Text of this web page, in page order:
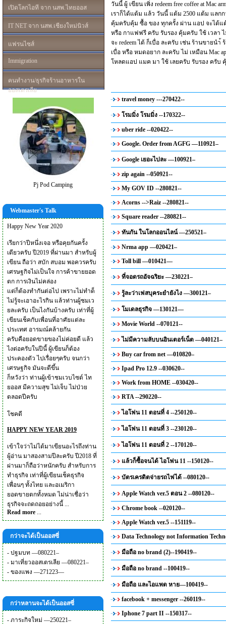
เปิดโลกไอที จาก นสพ.ไทยออส
IT NET จาก นสพ.เชียงใหม่นิวส์
แฟรนไซส์
Immigration
คนทำงาน/ธุรกิจร้านอาหารใน
ออสเตรเลีย
Pj Pod Camping
Webmaster's Talk
Happy New Year 2020
เรียกว่าปีหนึ่งเจอ หรือคุยกันครั้ง
เดียวครับ ปี2019 ที่ผ่านมา สำหรับผู้
เขียน ถือว่า สบัก สบอม พอควรครับ
เศรษฐกิจไม่เป็นใจ การค้าขายยอด
ตก การเงินไม่คล่อง
แต่ก็ต้องทำกันต่อไป เพราะไม่ทำด็
ไม่รู้จะเอาอะไรกิน แล้วท่านผู้ชมเว
ยละครับ เป็นไงกันบ้างครับ เท่าที่ผู้
เขียนเช็คกับเพื่อนที่อาศัยแต่ละ
ประเทศ อารมณ์คล้ายกัน
ครับคือยอดขายของไม่ค่อยดี แล้ว
ไงต่อครับในปีนี้ ผู้เขียนก็ต้อง
ประคองตัว ไปเรื่อยๆครับ จนกว่า
เศรษฐกิจ มันจะดีขึ้น
ก็หวังว่า ท่านผู้เข้าชมเวบไซด์ ไท
ยออส มีความสุข ไม่เจ็บ ไม่ป่วย
ตลอดปีครับ
โชคดี
HAPPY NEW YEAR 2019
เข้าใจว่าไม่ได้มาเขียนอะไรถึงท่าน
ผู้อ่าน มาสองสามปีละครับ ปี2018 ที่
ผ่านมาก็ถือว่าหนักครับ สำหรับการ
ทำธุรกิจ เท่าที่ผู้เขียนเช็คธุรกิจ
เพื่อนๆ ทั้งไทย และอเมริกา
ยอดขายตกทั้งหมด ไม่น่าเชื่อว่า
ธุรกิจจะถดถอยอย่างนี้ ...
Read more ...
กว่าจะได้เป็นออสซี่
- ปฐมบท —080221–
- มาเที่ยวออสเตรเลีย —080221–
- ของแพง —271223—
กว่าหลานจะได้เป็นออสซี่
- ภาระกิจใหม่ —250221–
วันนี้ ผู้ เขียน เพิ่ง redeem free coffee at Mac
เราก็ได้แต้ม แล้ว วันนี้ แต้ม 2500 แต้ม แลก
คุ้มครับคุ้ม ซื้อ ของ ทุกครั้ง ผ่าน แอป จะได้แ
หรือ กาแฟฟรี ครับ รับรอง คุ้มครับ ใช้ เวลา
จะ redeem ได้ ก็เบื่อ ละครับ เช่น ร้านขายน
เบื่อ หรือ หมดอยาก ละครับ ไม่ เหมือน Mac
โหลดแอป แมค มา ใช้ เลยครับ รับรอง ครับ
travel money ---270422--
โรมมิ่ง โรมมิ่ง --170322--
uber ride --020422--
Google. Order from AGFG —110921–
Google เยอะไปละ —100921–
zip again --050921--
My GOV ID --280821--
Acorns -->Raiz --280821--
Square reader --280821--
ทันกัน ในโลกออนไลน์ —250521–
Nrma app —020421–
Toll bill —010421—
ที่จอดรถอัจฉริยะ —230221–
รู้ละว่าเฟสบุคระยำยังไง —300121–
โมเดลธุรกิจ —130121—
Movie World --070121--
ไม่มีความลับบนอินเตอร์เน็ต —040121–
Buy car from net —010820–
Ipad Pro 12.9 --030620--
Work from HOME --030420--
RTA --290220--
ไอโฟน 11 ตอนที่ 4 --250120--
ไอโฟน 11 ตอนที่ 3 --230120--
ไอโฟน 11 ตอนที่ 2 --170120--
แล้วก็ซื้อจนได้ ไอโฟน 11 --150120--
บัตรเครดิตจ่ายรถไฟได้ --080120--
Apple Watch ver.5 ตอน 2 --080120--
Chrome book --020120--
Apple Watch ver.5 --151119--
Data Technology not Information
มือถือ no brand (2)--190419--
มือถือ no brand --100419--
มือถือ และไอแพด หาย—100419--
facebook + messenger --260119--
Iphone 7 part II --150317--